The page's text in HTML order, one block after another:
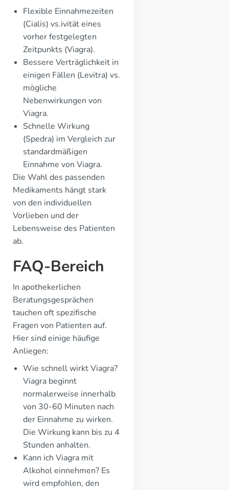
Flexible Einnahmezeiten
(Cialis) vs.ivität eines
vorher festgelegten
Zeitpunkts (Viagra).
Bessere Verträglichkeit in
einigen Fällen (Levitra) vs.
mögliche
Nebenwirkungen von
Viagra.
Schnelle Wirkung
(Spedra) im Vergleich zur
standardmäßigen
Einnahme von Viagra.
Die Wahl des passenden
Medikaments hängt stark
von den individuellen
Vorlieben und der
Lebensweise des Patienten
ab.
FAQ-Bereich
In apothekerlichen
Beratungsgesprächen
tauchen oft spezifische
Fragen von Patienten auf.
Hier sind einige häufige
Anliegen:
Wie schnell wirkt Viagra?
Viagra beginnt
normalerweise innerhalb
von 30-60 Minuten nach
der Einnahme zu wirken.
Die Wirkung kann bis zu 4
Stunden anhalten.
Kann ich Viagra mit
Alkohol einnehmen? Es
wird empfohlen, den